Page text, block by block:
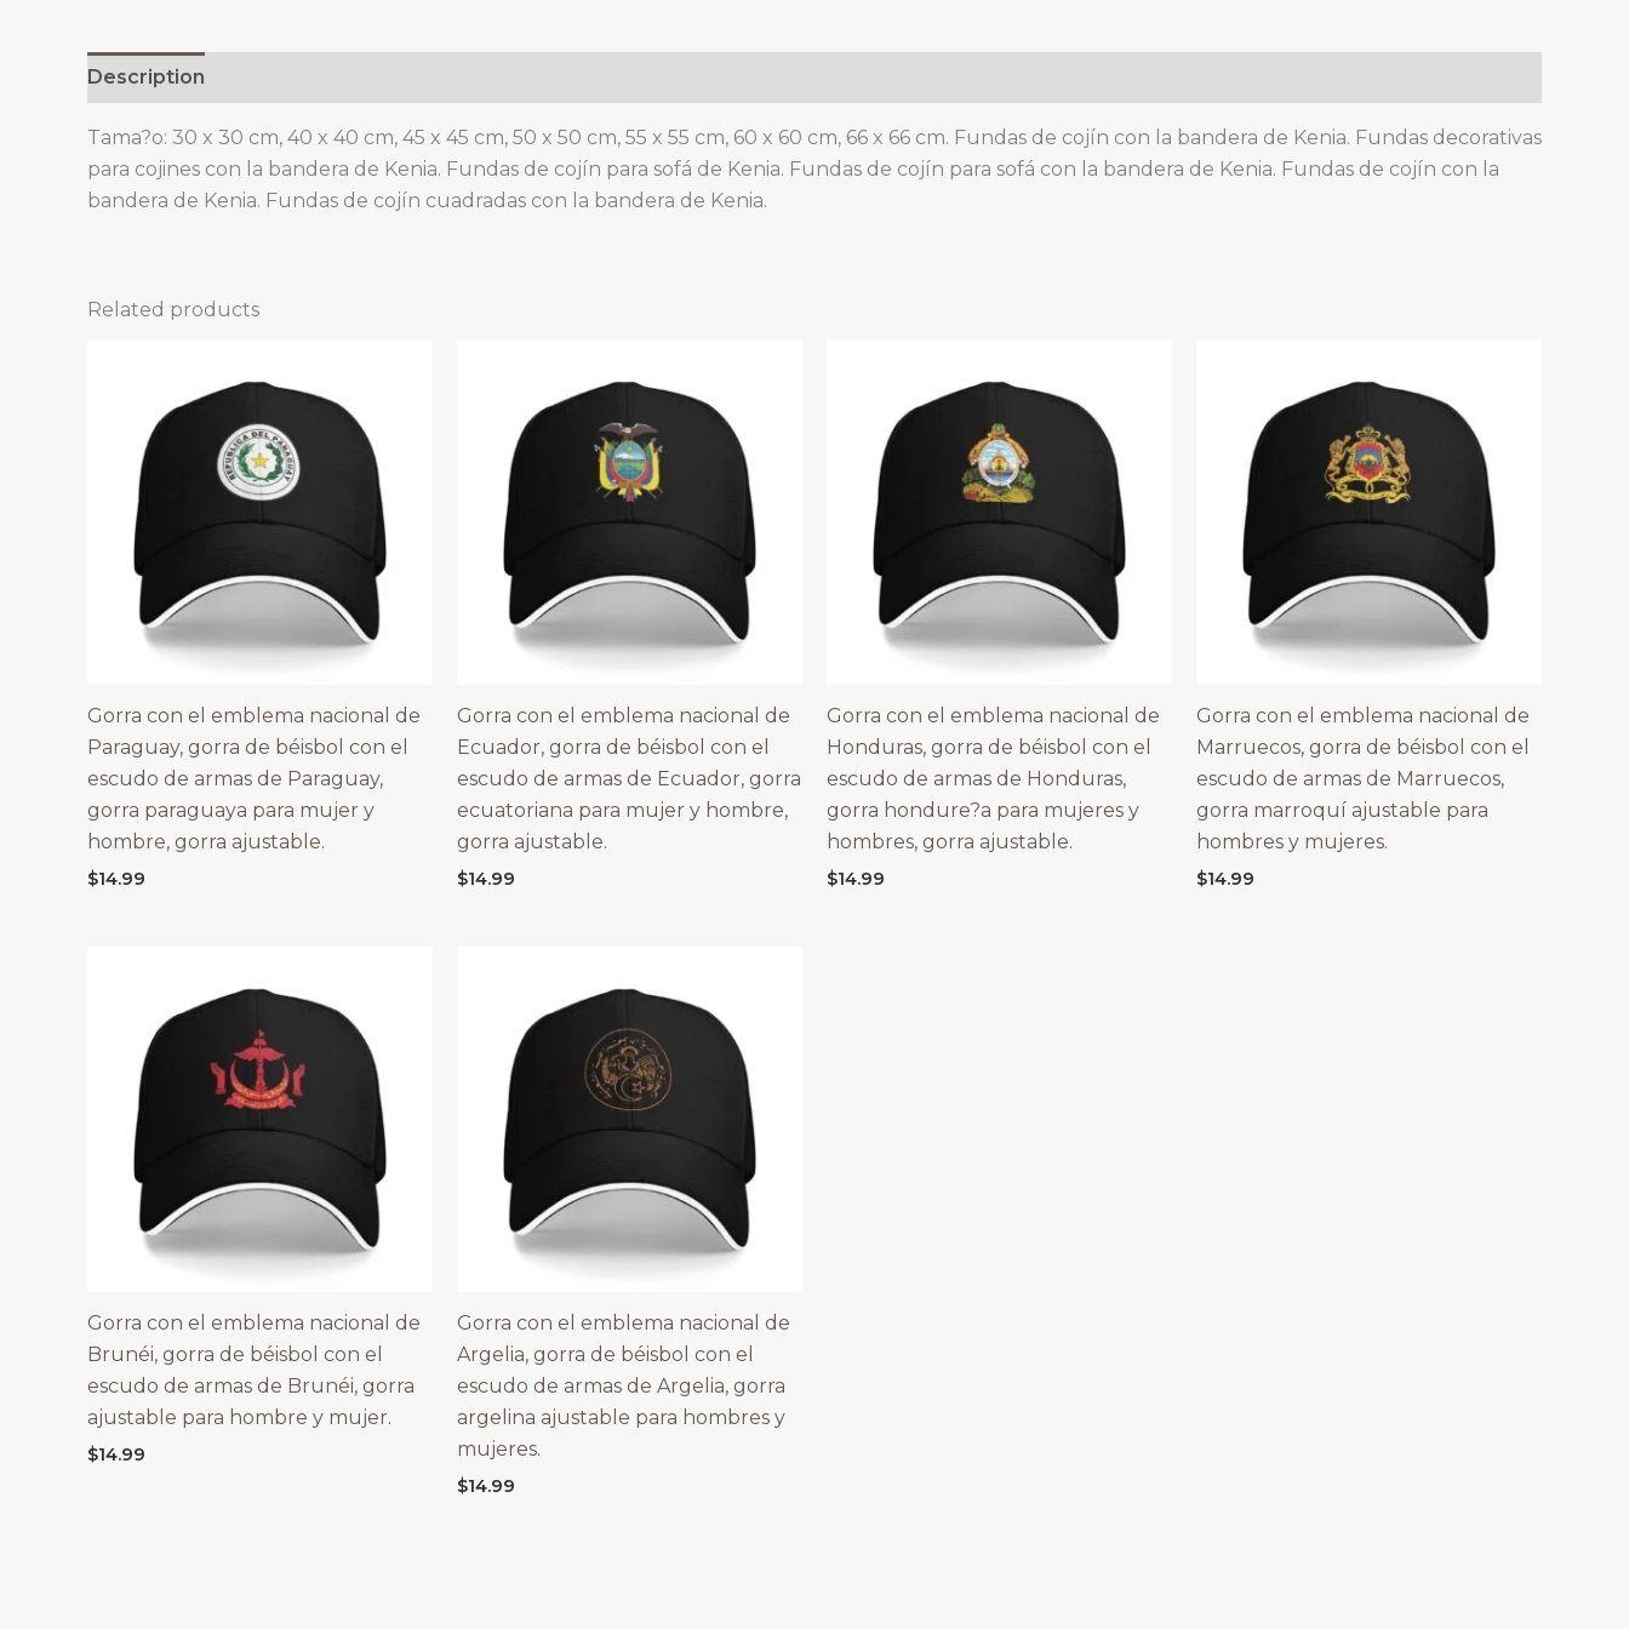
Description
Tama?o: 30 x 30 cm, 40 x 40 cm, 45 x 45 cm, 50 x 50 cm, 55 x 55 cm, 60 x 60 cm, 66 x 66 cm. Fundas de cojín con la bandera de Kenia. Fundas decorativas
para cojines con la bandera de Kenia. Fundas de cojín para sofá de Kenia. Fundas de cojín para sofá con la bandera de Kenia. Fundas de cojín con la
bandera de Kenia. Fundas de cojín cuadradas con la bandera de Kenia.
Related products
Gorra con el emblema nacional de
Paraguay, gorra de béisbol con el
escudo de armas de Paraguay,
gorra paraguaya para mujer y
hombre, gorra ajustable.
$14.99
Gorra con el emblema nacional de
Ecuador, gorra de béisbol con el
escudo de armas de Ecuador, gorra
ecuatoriana para mujer y hombre,
gorra ajustable.
$14.99
Gorra con el emblema nacional de
Honduras, gorra de béisbol con el
escudo de armas de Honduras,
gorra hondure?a para mujeres y
hombres, gorra ajustable.
$14.99
Gorra con el emblema nacional de
Marruecos, gorra de béisbol con el
escudo de armas de Marruecos,
gorra marroquí ajustable para
hombres y mujeres.
$14.99
Gorra con el emblema nacional de
Brunéi, gorra de béisbol con el
escudo de armas de Brunéi, gorra
ajustable para hombre y mujer.
$14.99
Gorra con el emblema nacional de
Argelia, gorra de béisbol con el
escudo de armas de Argelia, gorra
argelina ajustable para hombres y
mujeres.
$14.99